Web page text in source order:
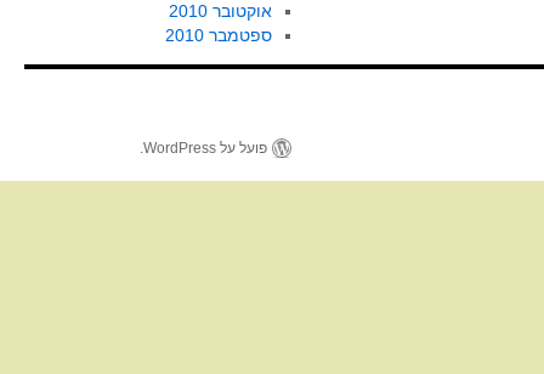
אוקטובר 2010
ספטמבר 2010
פועל על WordPress.